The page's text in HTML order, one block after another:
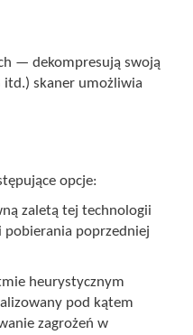
— dekompresują swoją
itd.) skaner umożliwia
opcje:
zaletą tej technologii
pobierania poprzedniej
heurystycznym
pod kątem
zagrożeń w